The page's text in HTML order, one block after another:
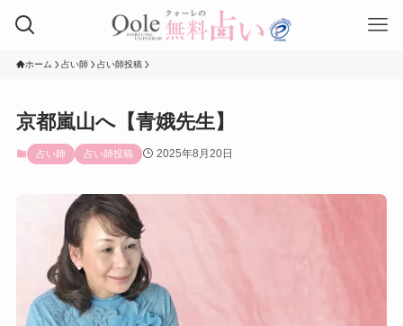
ホーム 占い師 占い師投稿
京都嵐山へ【青娥先生】
占い師 占い師投稿 2025年8月20日